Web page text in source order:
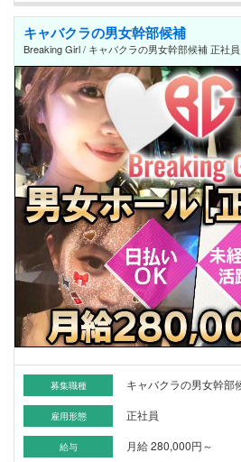
キャバクラの男女幹部候補
Breaking Girl / キャバクラの男女幹部候補 正社員
募集職種 キャバクラの男女幹部
雇用形態 正社員
給与 月給 280,000円～